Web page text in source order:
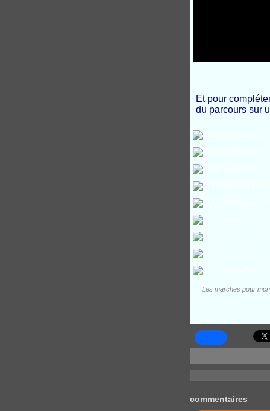
Et pour
du parcours sur
Les marches pour
commentaires